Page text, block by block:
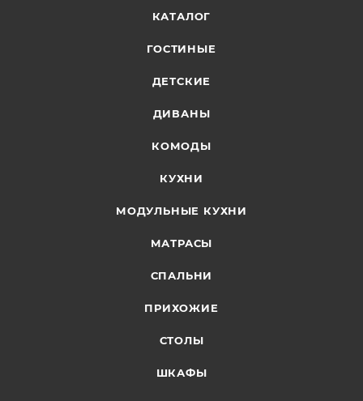
КАТАЛОГ
ГОСТИНЫЕ
ДЕТСКИЕ
ДИВАНЫ
КОМОДЫ
КУХНИ
МОДУЛЬНЫЕ КУХНИ
МАТРАСЫ
СПАЛЬНИ
ПРИХОЖИЕ
СТОЛЫ
ШКАФЫ